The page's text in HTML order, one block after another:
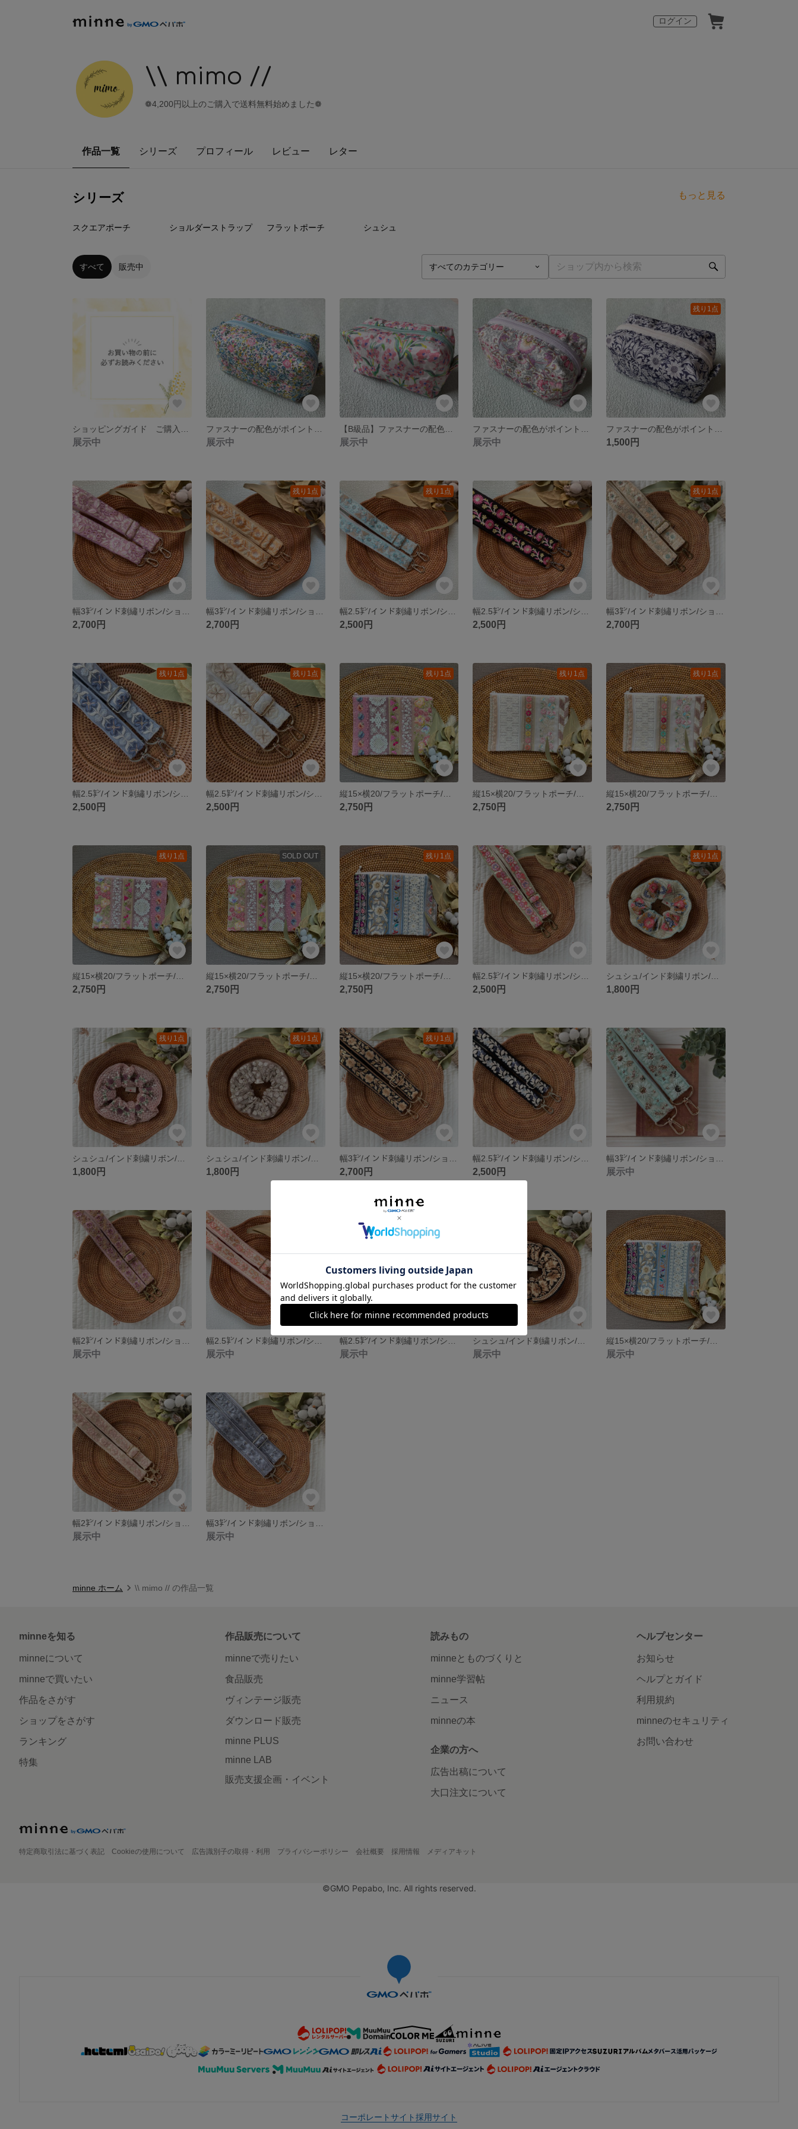
ログイン
\\ mimo //
❁4,200円以上のご購入で送料無料始めました❁
作品一覧 シリーズ プロフィール レビュー レター
シリーズ もっと見る
スクエアポーチ ショルダーストラップ フラットポーチ シュシュ
すべて 販売中
展示中 展示中
【B級品】ファスナーの配色がポイント♡リバティプリント使用のスクエアポーチ
展示中 展示中
残り1点
1,500円
2,700円
残り1点
2,700円
残り1点
2,500円 2,500円
残り1点
2,700円
残り1点
2,500円
残り1点
2,500円
残り1点
縦15×横20/フラットポーチ/インド刺繡リボン/パッチワークポーチ/ピンク系③
2,750円
残り1点
2,750円
残り1点
2,750円
残り1点
2,750円
SOLD OUT
縦15×横20/フラットポーチ/インド刺繡リボン/パッチワークポーチ/ピンク系①
2,750円
残り1点
縦15×横20/フラットポーチ/インド刺繡リボン/パッチワークポーチ/ブルー系①
2,750円 2,500円
残り1点
1,800円
残り1点
1,800円
残り1点
シュシュ/インド刺繍リボン/グレージュ/シルバー/ラメ
1,800円
残り1点
2,700円 2,500円 展示中
展示中 展示中 展示中 展示中 展示中
展示中 展示中
minne ホーム \\ mimo // の作品一覧
minneを知る
minneについて
minneで買いたい
作品をさがす
ショップをさがす
ランキング
特集
作品販売について
minneで売りたい
食品販売
ヴィンテージ販売
ダウンロード販売
minne PLUS
minne LAB
販売支援企画・イベント
読みもの
minneとものづくりと
minne学習帖
ニュース
minneの本
企業の方へ
広告出稿について
大口注文について
ヘルプセンター
お知らせ
ヘルプとガイド
利用規約
minneのセキュリティ
お問い合わせ
特定商取引法に基づく表記 Cookieの使用について 広告識別子の取得・利用 プライバシーポリシー 会社概要 採用情報 メディアキット
©GMO Pepabo, Inc. All rights reserved.
コーポレートサイト採用サイト